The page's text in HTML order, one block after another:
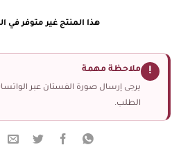
هذا المنتج غير متوفر في
! ملاحظة مهمة
يرجى إرسال صورة الفستان عبر
الطلب.